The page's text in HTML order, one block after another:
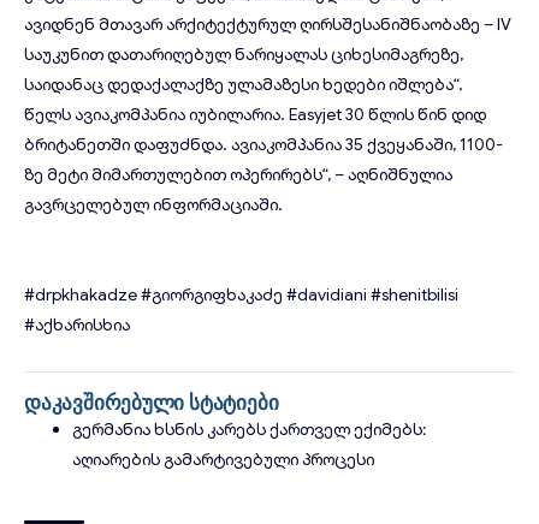
ავიდნენ მთავარ არქიტექტურულ ღირსშესანიშნაობაზე – IV
საუკუნით დათარიღებულ ნარიყალას ციხესიმაგრეზე,
საიდანაც დედაქალაქზე ულამაზესი ხედები იშლება“.
წელს ავიაკომპანია იუბილარია. Easyjet 30 წლის წინ დიდ
ბრიტანეთში დაფუძნდა. ავიაკომპანია 35 ქვეყანაში, 1100-
ზე მეტი მიმართულებით ოპერირებს“, – აღნიშნულია
გავრცელებულ ინფორმაციაში.
#drpkhakadze#გიორგიფხაკაძე #davidiani #shenitbilisi
#აქხარისხია
დაკავშირებული სტატიები
გერმანია ხსნის კარებს ქართველ ექიმებს:
აღიარების გამარტივებული პროცესი